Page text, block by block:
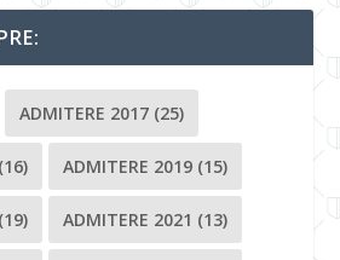
ADMITERE 2017 (25)
(16) ADMITERE 2019 (15)
(19) ADMITERE 2021 (13)